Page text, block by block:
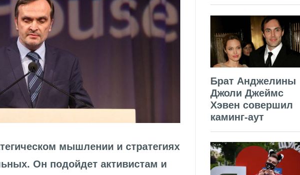
мышлении и стратегиях
Он подойдет активистам и
Брат Анджелины
Джоли Джеймс
Хэвен совершил
каминг-аут